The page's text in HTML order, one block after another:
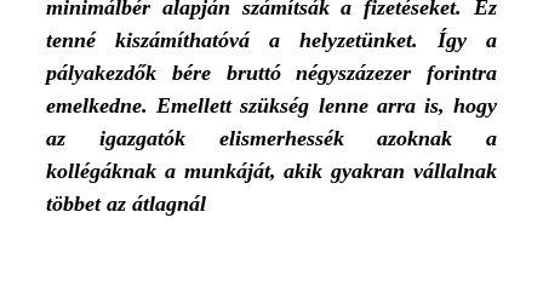
minimálbér alapján számítsák a fizetéseket. Ez
tenné kiszámíthatóvá a helyzetünket. Így a
pályakezdők bére bruttó négyszázezer forintra
emelkedne. Emellett szükség lenne arra is, hogy
az igazgatók elismerhessék azoknak a
kollégáknak a munkáját, akik gyakran vállalnak
többet az átlagnál